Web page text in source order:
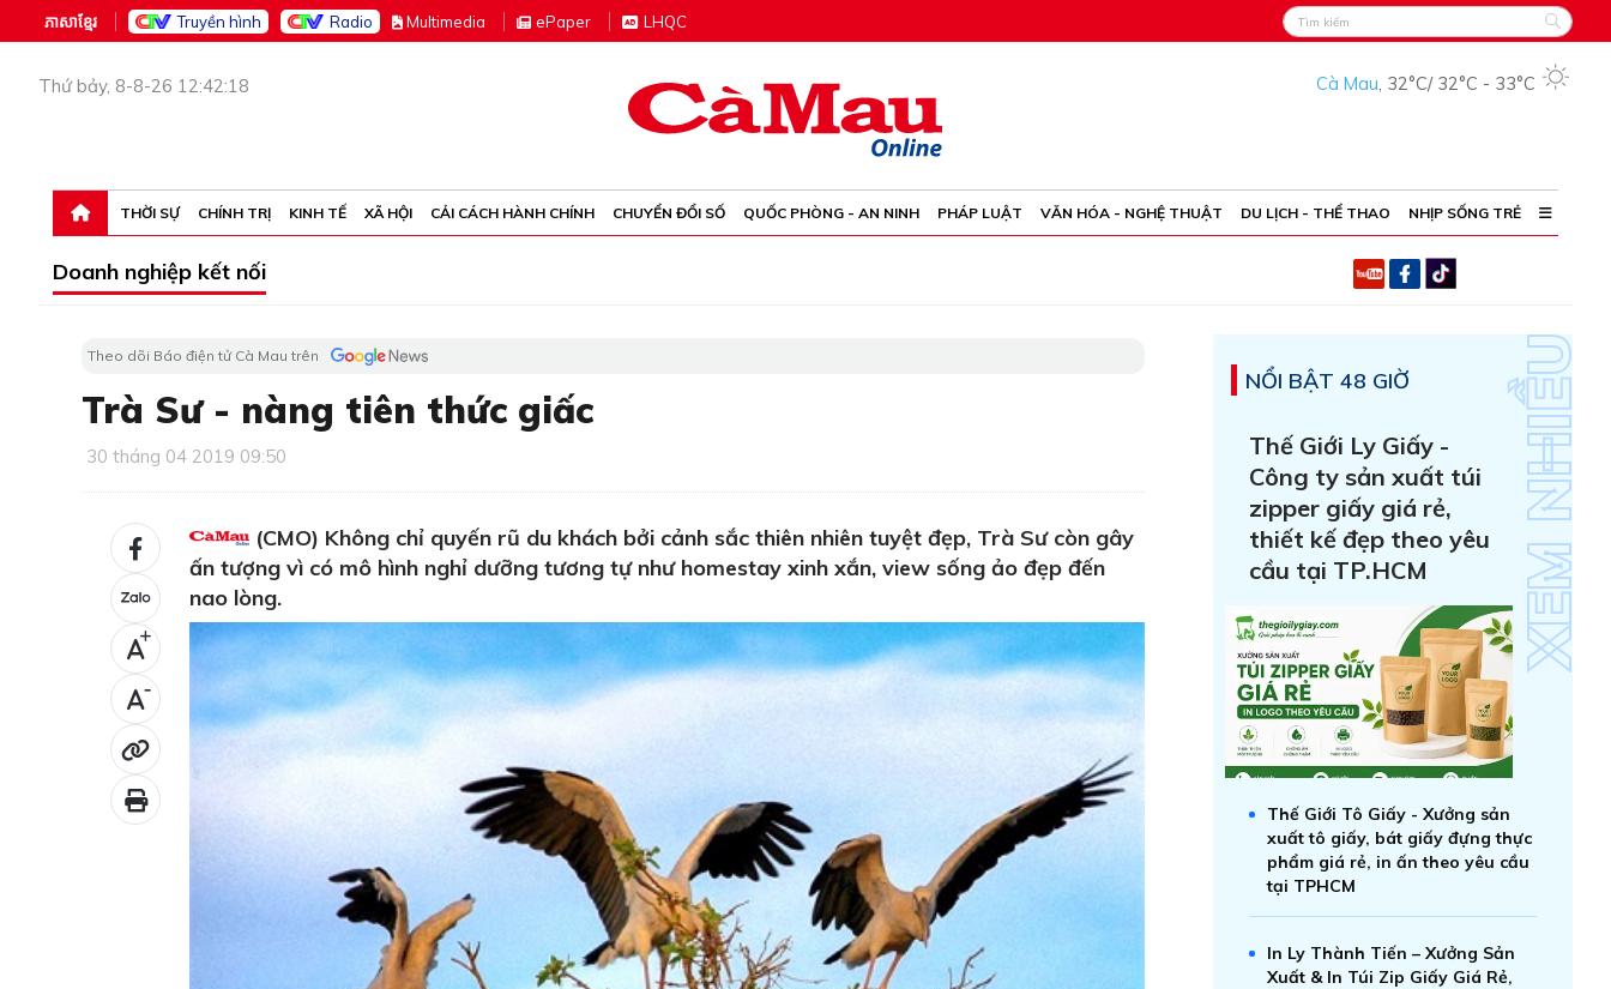
ភាសាខ្មែរ Truyền hình Radio Multimedia ePaper LHQC
Thứ bảy, 8-8-26 12:42:18 Cà Mau, 32°C/ 32°C - 33°C
THỜI SỰ CHÍNH TRỊ KINH TẾ XÃ HỘI CẢI CÁCH HÀNH CHÍNH CHUYỂN ĐỔI SỐ QUỐC PHÒNG - AN NINH PHÁP LUẬT VĂN HÓA - NGHỆ THUẬT DU LỊCH - THỂ THAO NHỊP SỐNG TRẺ
Doanh nghiệp kết nối
Theo dõi Báo điện tử Cà Mau trên
Trà Sư - nàng tiên thức giấc
30 tháng 04 2019 09:50
+
-
(CMO) Không chỉ quyến rũ du khách bởi cảnh sắc thiên nhiên tuyệt đẹp, Trà Sư còn gây
ấn tượng vì có mô hình nghỉ dưỡng tương tự như homestay xinh xắn, view sống ảo đẹp đến
nao lòng.
NỔI BẬT 48 GIỜ
Thế Giới Ly Giấy -
Công ty sản xuất túi
zipper giấy giá rẻ,
thiết kế đẹp theo yêu
cầu tại TP.HCM
Thế Giới Tô Giấy - Xưởng sản
xuất tô giấy, bát giấy đựng thực
phẩm giá rẻ, in ấn theo yêu cầu
tại TPHCM
In Ly Thành Tiến – Xưởng Sản
Xuất & In Túi Zip Giấy Giá Rẻ,